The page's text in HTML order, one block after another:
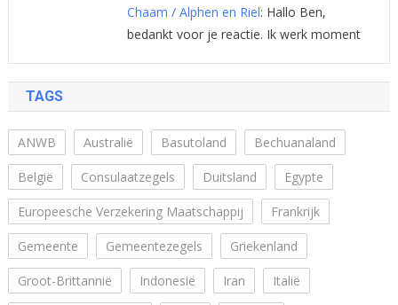
Chaam / Alphen en Riel: Hallo Ben,
bedankt voor je reactie. Ik werk moment
TAGS
ANWB Australië Basutoland Bechuanaland
België Consulaatzegels Duitsland Egypte
Europeesche Verzekering Maatschappij Frankrijk
Gemeente Gemeentezegels Griekenland
Groot-Brittannië Indonesië Iran Italië